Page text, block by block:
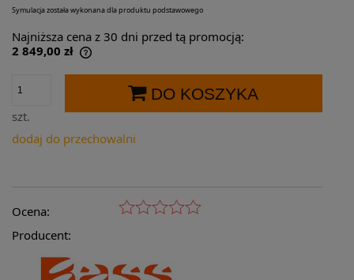
Symulacja została wykonana dla produktu podstawowego
Najniższa cena z 30 dni przed tą promocją:
2 849,00 zł
momentu, kiedy produkt pojawił się w
sprzedaży.
szt.
DO KOSZYKA
dodaj do przechowalni
Ocena:
Producent: